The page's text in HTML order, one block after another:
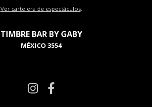
Ver cartelera de espectáculos.
TIMBRE BAR BY GABY
MÉXICO 3554